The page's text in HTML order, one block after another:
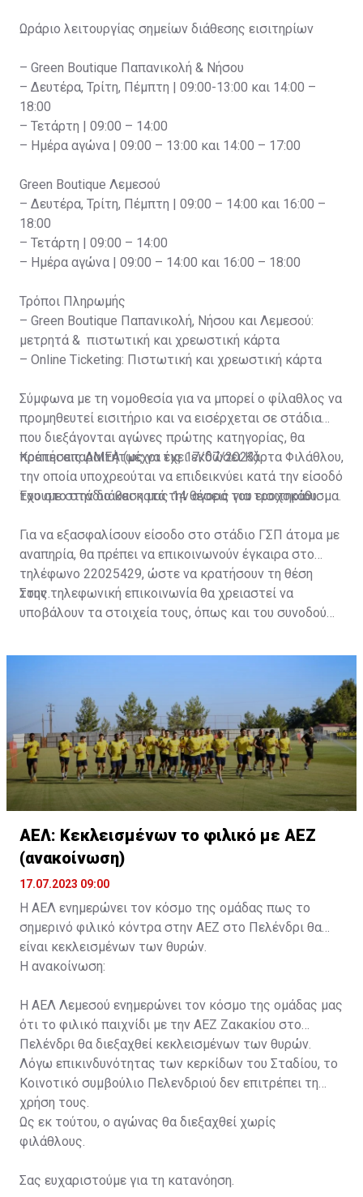
Ωράριο λειτουργίας σημείων διάθεσης εισιτηρίων
– Green Boutique Παπανικολή & Νήσου
– Δευτέρα, Τρίτη, Πέμπτη | 09:00-13:00 και 14:00 –
18:00
– Τετάρτη | 09:00 – 14:00
– Ημέρα αγώνα | 09:00 – 13:00 και 14:00 – 17:00
Green Boutique Λεμεσού
– Δευτέρα, Τρίτη, Πέμπτη | 09:00 – 14:00 και 16:00 –
18:00
– Τετάρτη | 09:00 – 14:00
– Ημέρα αγώνα | 09:00 – 14:00 και 16:00 – 18:00
Τρόποι Πληρωμής
– Green Boutique Παπανικολή, Νήσου και Λεμεσού:
μετρητά & πιστωτική και χρεωστική κάρτα
– Online Ticketing: Πιστωτική και χρεωστική κάρτα
Σύμφωνα με τη νομοθεσία για να μπορεί ο φίλαθλος να
προμηθευτεί εισιτήριο και να εισέρχεται σε στάδια
που διεξάγονται αγώνες πρώτης κατηγορίας, θα
πρέπει απαραιτήτως να έχει εκδώσει Κάρτα Φιλάθλου,
την οποία υποχρεούται να επιδεικνύει κατά την είσοδό
του στο στάδιο και κατά την αγορά του εισιτηρίου.
Κρατήσεις ΑΜΕΑ (μέχρι τις 17/07/2023)
Έχουμε στην διάθεση μας 14 θέσεις για τροχοκάθισμα.
Για να εξασφαλίσουν είσοδο στο στάδιο ΓΣΠ άτομα με
αναπηρία, θα πρέπει να επικοινωνούν έγκαιρα στο
τηλέφωνο 22025429, ώστε να κρατήσουν τη θέση
τους.
Στην τηλεφωνική επικοινωνία θα χρειαστεί να
υποβάλουν τα στοιχεία τους, όπως και του συνοδού
ονοματεπώνυμο, αριθμός πινακίδας αυτοκινήτου,
ΑΕΛ: Κεκλεισμένων το φιλικό με ΑΕΖ
(ανακοίνωση)
17.07.2023 09:00
Η ΑΕΛ ενημερώνει τον κόσμο της ομάδας πως το
σημερινό φιλικό κόντρα στην ΑΕΖ στο Πελένδρι θα
είναι κεκλεισμένων των θυρών.
Η ανακοίνωση:
Η ΑΕΛ Λεμεσού ενημερώνει τον κόσμο της ομάδας μας
ότι το φιλικό παιχνίδι με την ΑΕΖ Ζακακίου στο
Πελένδρι θα διεξαχθεί κεκλεισμένων των θυρών.
Λόγω επικινδυνότητας των κερκίδων του Σταδίου, το
Κοινοτικό συμβούλιο Πελενδριού δεν επιτρέπει τη
χρήση τους.
Ως εκ τούτου, ο αγώνας θα διεξαχθεί χωρίς
φιλάθλους.
Σας ευχαριστούμε για τη κατανόηση.